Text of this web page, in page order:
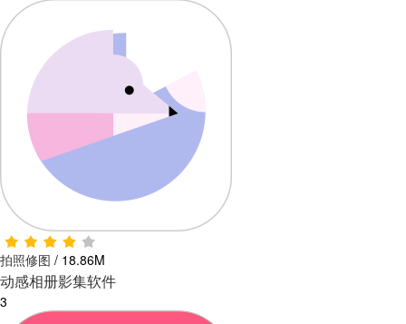
拍照修图 / 18.86M
动感相册影集软件
3